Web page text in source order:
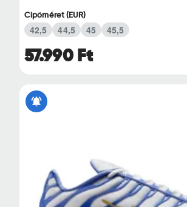
57.990 Ft
Cipőméret (EUR)
42,5 44,5 45 45,5